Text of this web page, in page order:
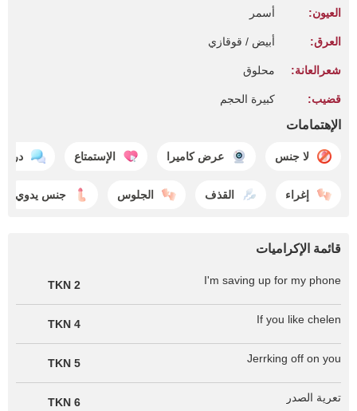
العيون: أسمر
العرق: أبيض / قوقازي
شعرالعانة: محلوق
قضيب: كبيرة الحجم
الإهتمامات
لا جنس عرض كاميرا الإستمتاع
إغراء القذف الجلوس جنس يدوي
قائمة الإكراميات
I'm saving up for my phone
2 TKN
If you like chelen
4 TKN
Jerrking off on you
5 TKN
تعرية الصدر 6 TKN